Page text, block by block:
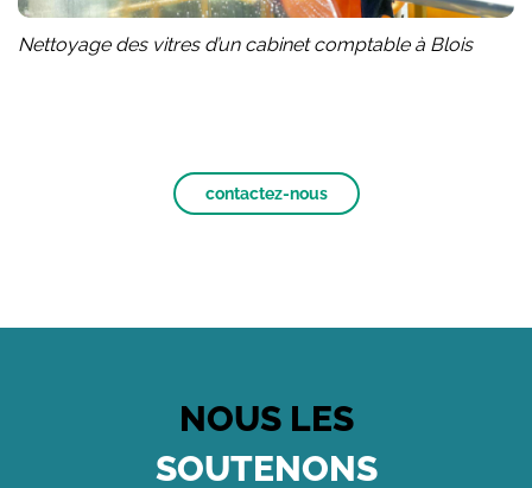
Nettoyage des vitres d’un cabinet comptable à Blois
contactez-nous
NOUS LES
SOUTENONS